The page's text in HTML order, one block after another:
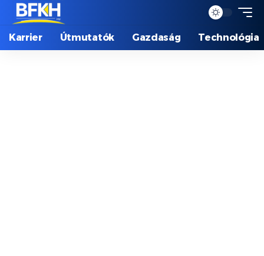
Karrier Útmutatók Gazdaság Technológia